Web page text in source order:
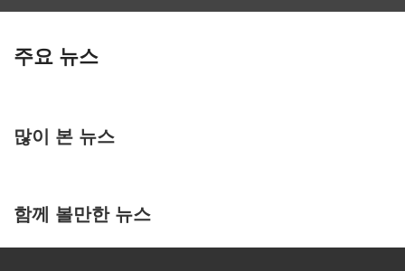
주요 뉴스
많이 본 뉴스
함께 볼만한 뉴스